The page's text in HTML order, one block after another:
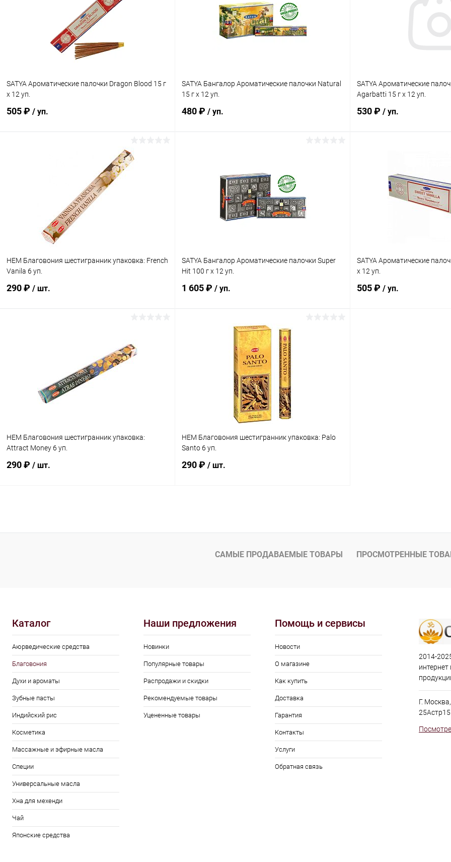
SATYA Ароматические палочки Dragon Blood 15 г
х 12 уп.
505 ₽ / уп.
Сравнение
SATYA Бангалор Ароматические палочки Natural
15 г х 12 уп.
480 ₽ / уп.
Купить в 1 клик Сравнение
В избранное Под заказ
SATYA Ароматические
Agarbatti 15 г х 12 уп.
530 ₽ / уп.
Купить в 1 клик
В избранное
HEM Благовония шестигранник упаковка: French
Vanila 6 уп.
290 ₽ / шт.
Сравнение
Под заказ
SATYA Бангалор Ароматические палочки Super
Hit 100 г х 12 уп.
1 605 ₽ / уп.
В корзину
Купить в 1 клик Сравнение
Под заказ
SATYA Ароматические
х 12 уп.
505 ₽ / уп.
HEM Благовония шестигранник упаковка:
Attract Money 6 уп.
290 ₽ / шт.
Купить в 1 клик Сравнение
HEM Благовония шестигранник упаковка: Palo
Santo 6 уп.
290 ₽ / шт.
Купить в 1 клик Сравнение
В избранное Под заказ
САМЫЕ ПРОДАВАЕМЫЕ ТОВАРЫ ПРОСМОТРЕННЫЕ
Каталог
Аюрведические средства
Благовония
Духи и ароматы
Зубные пасты
Индийский рис
Косметика
Массажные и эфирные масла
Специи
Универсальные масла
Хна для мехенди
Чай
Японские средства
Наши предложения
Новинки
Популярные товары
Распродажи и скидки
Рекомендуемые товары
Уцененные товары
Помощь и сервисы
Новости
О магазине
Как купить
Доставка
Гарантия
Контакты
Услуги
Обратная связь
2014-
Г.
25Астр15